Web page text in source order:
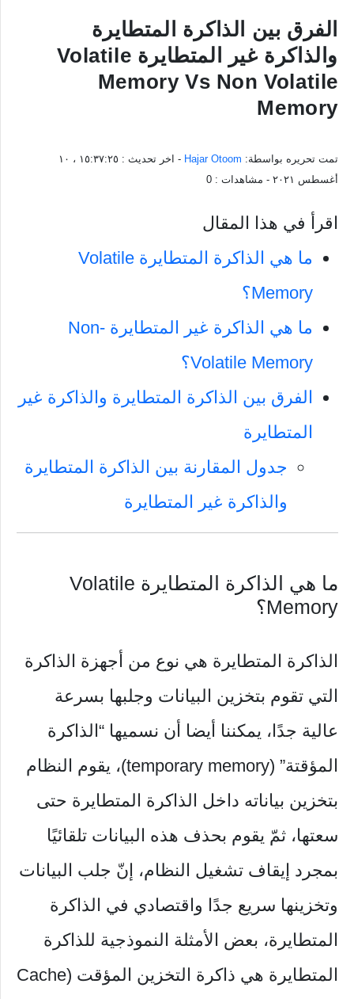
الفرق بين الذاكرة المتطايرة
والذاكرة غير المتطايرة Volatile
Memory Vs Non Volatile
Memory
تمت تحريره بواسطة: Hajar Otoom - اخر تحديث :
١٥:٣٧:٢٥ ، ١٠
أغسطس ٢٠٢١
- مشاهدات : 0
اقرأ في هذا المقال
ما هي الذاكرة المتطايرة Volatile
Memory؟
ما هي الذاكرة غير المتطايرة Non-
Volatile Memory؟
الفرق بين الذاكرة المتطايرة والذاكرة غير
المتطايرة
جدول المقارنة بين الذاكرة المتطايرة
والذاكرة غير المتطايرة
ما هي الذاكرة المتطايرة Volatile
Memory؟
الذاكرة المتطايرة هي نوع من أجهزة الذاكرة
التي تقوم بتخزين البيانات وجلبها بسرعة
عالية جدًا، يمكننا أيضا أن نسميها “الذاكرة
المؤقتة” (temporary memory)، يقوم النظام
بتخزين بياناته داخل الذاكرة المتطايرة حتى
سعتها، ثمّ يقوم بحذف هذه البيانات تلقائيًا
بمجرد إيقاف تشغيل النظام، إنّ جلب البيانات
وتخزينها سريع جدًا واقتصادي في الذاكرة
المتطايرة، بعض الأمثلة النموذجية للذاكرة
المتطايرة هي ذاكرة التخزين المؤقت (Cache